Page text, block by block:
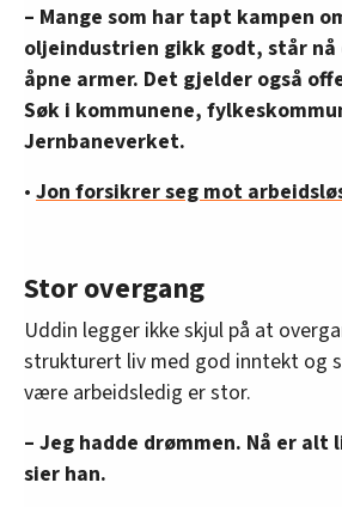
– Mange som har tapt kampen
oljeindustrien gikk godt, står
åpne armer. Det gjelder også
Søk i kommunene,
Jernbaneverket.
• Jon forsikrer seg mot
Stor overgang
Uddin legger ikke skjul på at
strukturert liv med god inntekt og
være arbeidsledig er stor.
– Jeg hadde drømmen. Nå er
sier han.